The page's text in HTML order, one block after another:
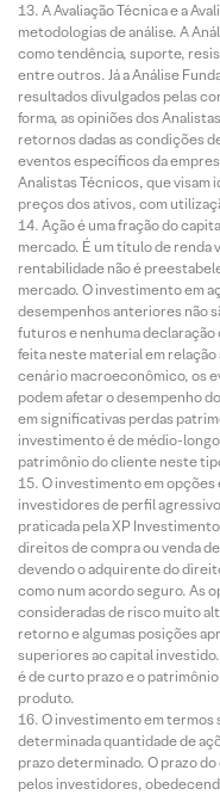
A Avaliação Técnica e a
metodologias de análise. A
como tendência, suporte,
entre outros. Já a Análise
resultados divulgados pelas
forma, as opiniões dos
retornos dadas as condições
eventos específicos da
Analistas Técnicos, que visam
preços dos ativos, com
Ação é uma fração do
mercado. É um título de renda
rentabilidade não é
mercado. O investimento em
desempenhos anteriores não
futuros e nenhuma declaração
feita neste material em
cenário macroeconômico, os
podem afetar o desempenho
em significativas perdas
investimento é de médio-
patrimônio do cliente neste
O investimento em
investidores de perfil
praticada pela XP
direitos de compra ou venda
devendo o adquirente do
como num acordo seguro. As
consideradas de risco muito
retorno e algumas posições
superiores ao capital
é de curto prazo e o
produto.
O investimento em termos
determinada quantidade de
prazo determinado. O prazo
pelos investidores,